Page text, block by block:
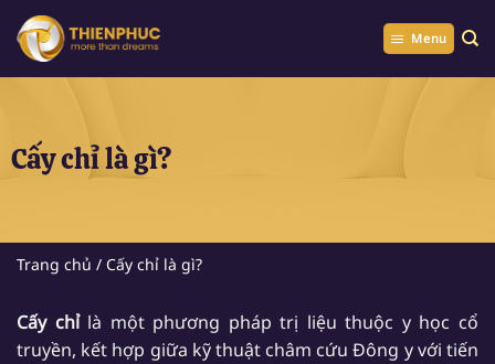
Chuyển
đến
Menu
Cấy chỉ là gì?
Trang chủ / Cấy chỉ là gì?
Cấy chỉlà một phương pháp trị liệu thuộc y học cổ
truyền, kết hợp giữa kỹ thuật châm cứu Đông y với tiến